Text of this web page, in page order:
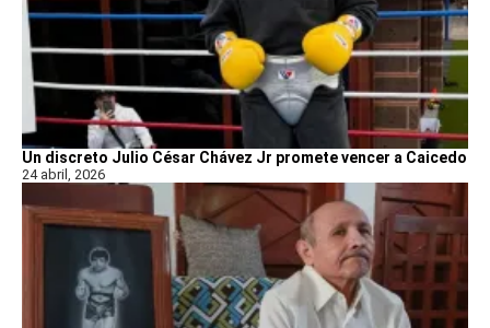
Un discreto Julio César Chávez Jr promete vencer a Caicedo
24 abril, 2026